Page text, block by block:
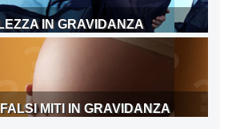
IN GRAVIDANZA
MITI IN GRAVIDANZA